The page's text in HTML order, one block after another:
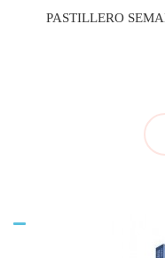
PASTILLERO